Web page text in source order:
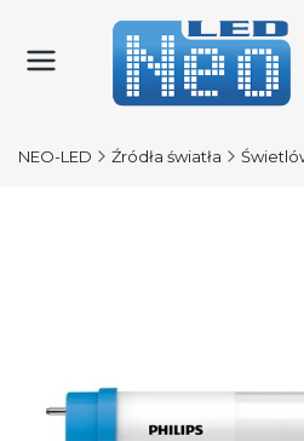
NEO-LED Źródła światła